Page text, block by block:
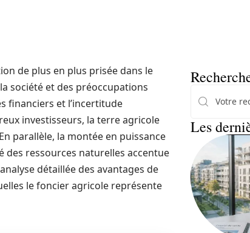
de plus en plus prisée dans le
société et des préoccupations
financiers et l’incertitude
investisseurs, la terre agricole
parallèle, la montée en puissance
des ressources naturelles accentue
détaillée des avantages de
le foncier agricole représente
Les